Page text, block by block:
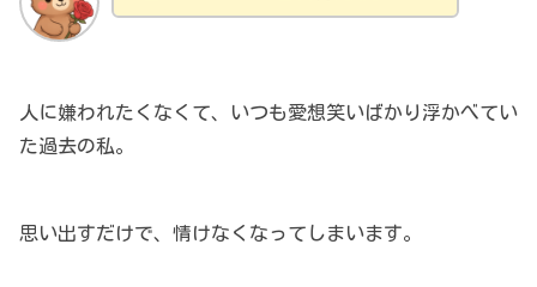
人に嫌われたくなくて、いつも愛想笑いばかり浮かべてい
た過去の私。
思い出すだけで、情けなくなってしまいます。